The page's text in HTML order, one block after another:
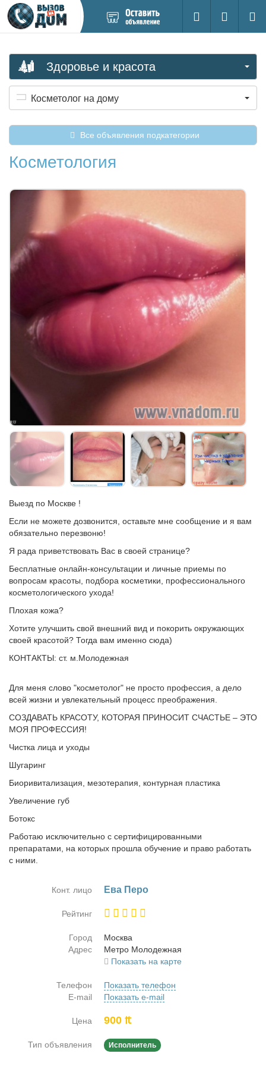
новое
Поиск
Вход на
Здоровье и красота
Косметолог на дому
Все объявления подкатегории
Косметология
Выезд по Москве !
Если не можете дозвонится, оставьте мне сообщение и я вам
обязательно перезвоню!
Я рада приветствовать Вас в своей странице?
Бесплатные онлайн-консультации и личные приемы по
вопросам красоты, подбора косметики, профессионального
косметологического ухода!
Плохая кожа?
Хотите улучшить свой внешний вид и покорить окружающих
своей красотой? Тогда вам именно сюда)
КОНТАКТЫ: ст. м.Молодежная
Для меня слово "косметолог" не просто профессия, а дело
всей жизни и увлекательный процесс преображения.
СОЗДАВАТЬ КРАСОТУ, КОТОРАЯ ПРИНОСИТ СЧАСТЬЕ – ЭТО
МОЯ ПРОФЕССИЯ!
Чистка лица и уходы
Шугаринг
Биоривитализация, мезотерапия, контурная пластика
Увеличение губ
Ботокс
Работаю исключительно с сертифицированными
препаратами, на которых прошла обучение и право работать
с ними.
Конт. лицо Ева Пе­ро
Рейтинг
Город
Москва
Адрес
Мет­ро Мо­ло­деж­ная
Показать на карте
Телефон
Показать телефон
E-mail
Показать e-mail
Цена 900 ₶
Тип объявления Исполнитель